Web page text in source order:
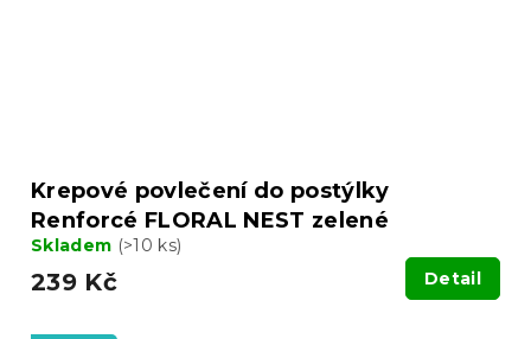
Krepové povlečení do postýlky
Renforcé FLORAL NEST zelené
Skladem (>10 ks)
239 Kč Detail